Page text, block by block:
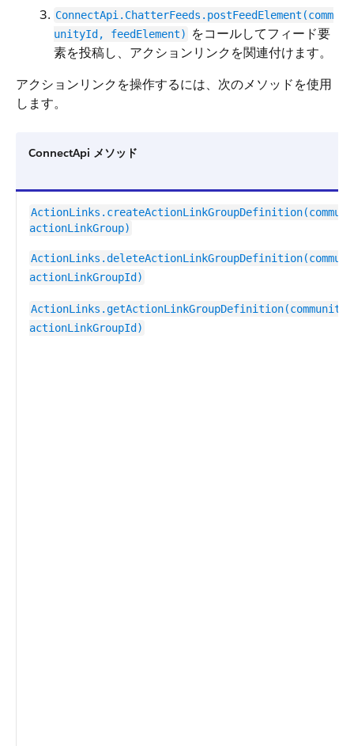
ConnectApi.ChatterFeeds.postFeedElement(comm
unityId, feedElement)
をコールしてフィード要
素を投稿し、アクションリンクを関連付けます。
アクションリンクを操作するには、次のメソッドを使用
します。
ConnectApi メソッド
actionLinkGroup)
actionLinkGroupId)
actionLinkGroupId)